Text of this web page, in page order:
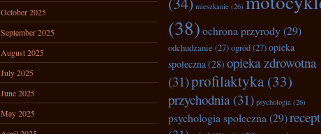
October 2025
September 2025
August 2025
July 2025
June 2025
May 2025
mieszkanie (26)
(38)ochrona przyrody(29)
odchudzanie (27)ogród(27)opieka
społeczna(28) opieka zdrowotna
(31)profilaktyka(33)
przychodnia(31) psychologia (26)
psychologia społeczna (29)